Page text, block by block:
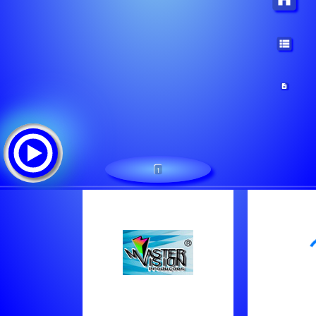
Lista de canciones:
1